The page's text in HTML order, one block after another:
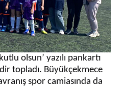
olsun’ yazılı pankartı
topladı. Büyükçekmece
spor camiasında da